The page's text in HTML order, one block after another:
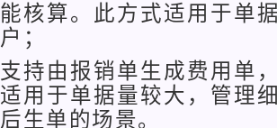
能核算。此方式适用于单
户；
支持由报销单生成费用单
适用于单据量较大，管理
后生单的场景。